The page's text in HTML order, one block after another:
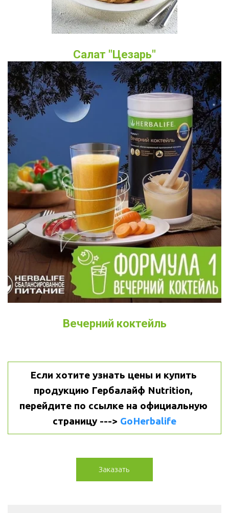
Салат "Цезарь"
Вечерний коктейль
Если хотите узнать цены и купить
продукцию Гербалайф Nutrition,
перейдите по ссылке на официальную
страницу ---> GoHerbalife
Заказать